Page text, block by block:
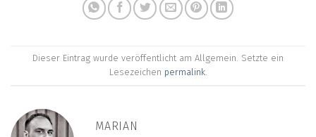
Dieser Eintrag wurde veröffentlicht am Allgemein. Setzte ein
Lesezeichen permalink.
MARIAN